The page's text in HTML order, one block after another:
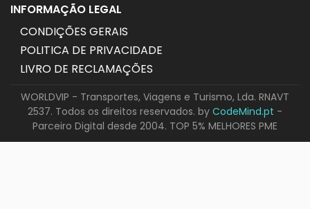
INFORMAÇÃO LEGAL
CONDIÇÕES GERAIS
POLITICA DE PRIVACIDADE
LIVRO DE RECLAMAÇÕES
WORLDVIP - Transportes, Viagens e Turismo, Lda. RNAVT
2537. Todos os direitos reservados. by CodeMind.pt -
Parceiro Digital desde 2004. TOP 5% MELHORES PME